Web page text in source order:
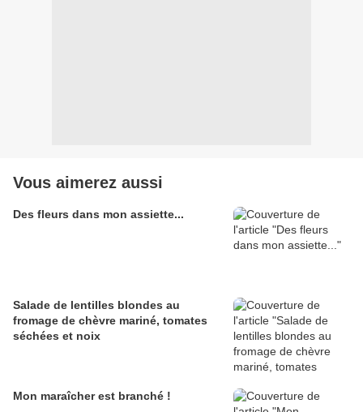
Vous aimerez aussi
Des fleurs dans mon assiette...
Salade de lentilles blondes au
fromage de chèvre mariné, tomates
séchées et noix
Mon maraîcher est branché !